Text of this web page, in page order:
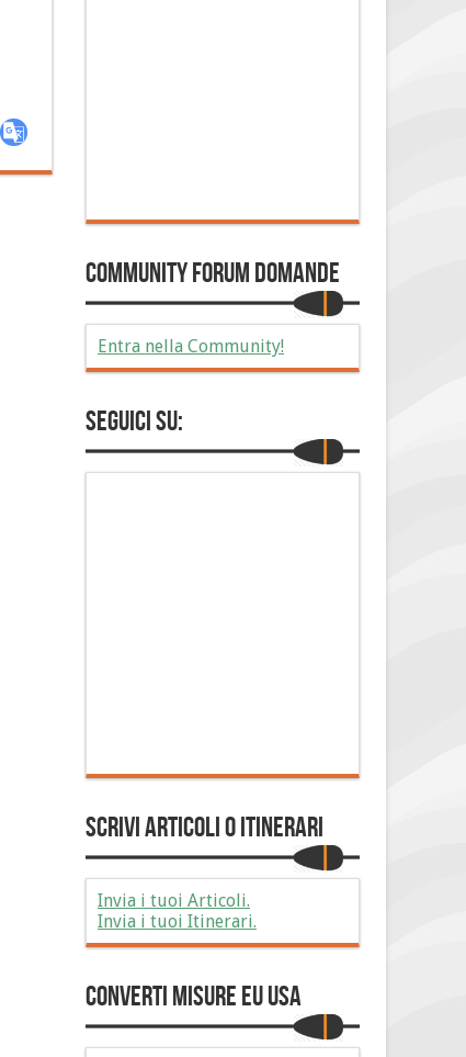
Community Forum Domande
Entra nella Community!
Seguici su:
Scrivi Articoli o Itinerari
Invia i tuoi Articoli.
Invia i tuoi Itinerari.
Converti Misure EU USA